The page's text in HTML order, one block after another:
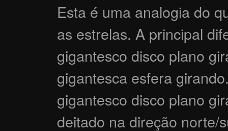
Esta é uma analogia do
as estrelas. A principal
gigantesco disco plano
gigantesca esfera
gigantesco disco plano
deitado na direção norte/